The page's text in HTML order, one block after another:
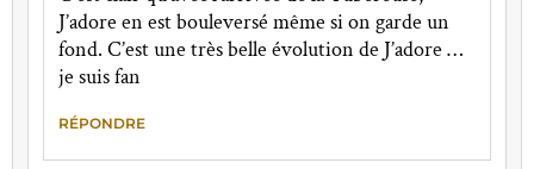
J’adore en est bouleversé même si on garde un
fond. C’est une très belle évolution de J’adore …
je suis fan
RÉPONDRE